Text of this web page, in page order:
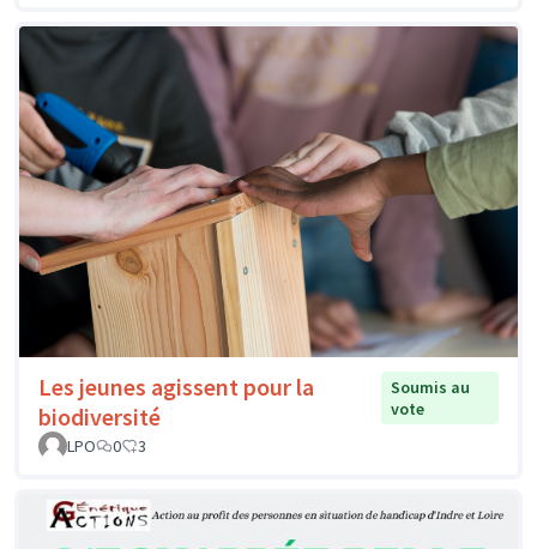
Les jeunes agissent pour la
biodiversité
Soumis au
vote
LPO
0 3